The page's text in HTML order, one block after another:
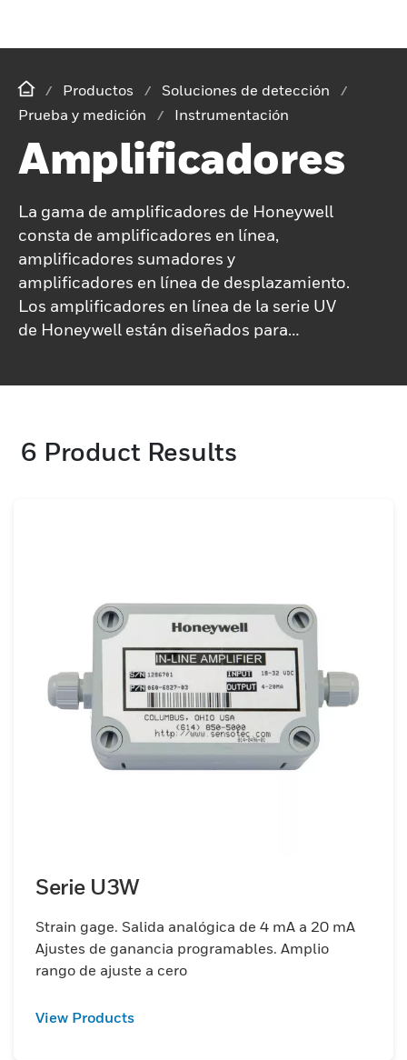
Productos
Soluciones de detección
Prueba y medición
Instrumentación
Amplificadores
La gama de amplificadores de Honeywell
consta de amplificadores en línea,
amplificadores sumadores y
amplificadores en línea de desplazamiento.
Los amplificadores en línea de la serie UV
de Honeywell están diseñados para
ganancia programables, un amplio rango
ganancia programables, un amplio rango
de ajuste en el intervalo y el valor de
compensación. Los amplificadores de
desplazamiento cuentan con gabinetes de
montaje en riel DIN con ajustes y
conexiones eléctricas accesibles desde el
frente. Hay amplificadores disponibles para
6 Product Results
Serie U3W
Strain gage. Salida analógica de 4 mA a 20 mA
Ajustes de ganancia programables. Amplio
rango de ajuste a cero
View Products